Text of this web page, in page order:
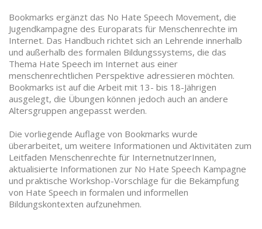
Bookmarks ergänzt das No Hate Speech Movement, die
Jugendkampagne des Europarats für Menschenrechte im
Internet. Das Handbuch richtet sich an Lehrende innerhalb
und außerhalb des formalen Bildungssystems, die das
Thema Hate Speech im Internet aus einer
menschenrechtlichen Perspektive adressieren möchten.
Bookmarks ist auf die Arbeit mit 13- bis 18-Jährigen
ausgelegt, die Übungen können jedoch auch an andere
Altersgruppen angepasst werden.
Die vorliegende Auflage von Bookmarks wurde
überarbeitet, um weitere Informationen und Aktivitäten zum
Leitfaden Menschenrechte für InternetnutzerInnen,
aktualisierte Informationen zur No Hate Speech Kampagne
und praktische Workshop-Vorschläge für die Bekämpfung
von Hate Speech in formalen und informellen
Bildungskontexten aufzunehmen.